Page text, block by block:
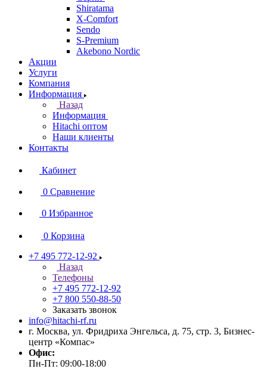
Shiratama
X-Comfort
Sendo
S-Premium
Akebono Nordic
Акции
Услуги
Компания
Информация
Назад
Информация
Hitachi оптом
Наши клиенты
Контакты
Кабинет
0 Сравнение
0 Избранное
0 Корзина
+7 495 772-12-92
Назад
Телефоны
+7 495 772-12-92
+7 800 550-88-50
Заказать звонок
info@hitachi-rf.ru
г. Москва, ул. Фридриха Энгельса, д. 75, стр. 3, Бизнес-
центр «Компас»
Офис:
Пн-Пт: 09:00-18:00